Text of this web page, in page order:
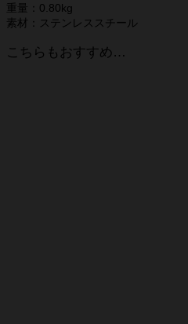
重量：0.80kg
素材：ステンレススチール
こちらもおすすめ…